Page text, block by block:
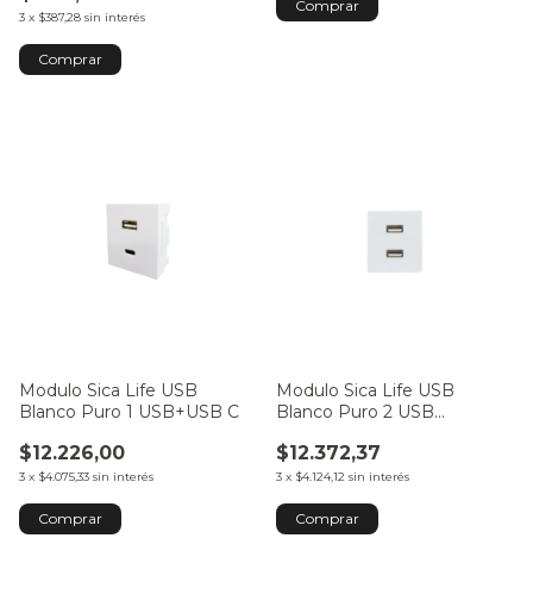
3 x $387,28 sin interés
Comprar
Modulo Sica Life USB
Blanco Puro 1 USB+USB C
$12.226,00
3 x $4.075,33 sin interés
Modulo Sica Life USB
Blanco Puro 2 USB
$12.372,37
3 x $4.124,12 sin interés